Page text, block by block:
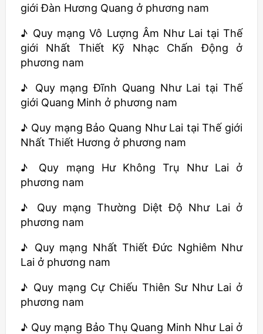
giới Đàn Hương Quang ở phương nam
♪ Quy mạng Vô Lượng Âm Như Lai tại Thế
giới Nhất Thiết Kỹ Nhạc Chấn Động ở
phương nam
♪ Quy mạng Đĩnh Quang Như Lai tại Thế
giới Quang Minh ở phương nam
♪ Quy mạng Bảo Quang Như Lai tại Thế giới
Nhất Thiết Hương ở phương nam
♪ Quy mạng Hư Không Trụ Như Lai ở
phương nam
♪ Quy mạng Thường Diệt Độ Như Lai ở
phương nam
♪ Quy mạng Nhất Thiết Đức Nghiêm Như
Lai ở phương nam
♪ Quy mạng Cự Chiếu Thiên Sư Như Lai ở
phương nam
♪ Quy mạng Bảo Thụ Quang Minh Như Lai ở